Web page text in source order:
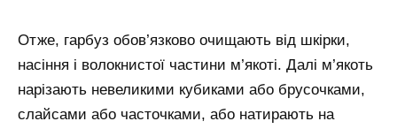
Отже, гарбуз обов’язково очищають від шкірки,
насіння і волокнистої частини м’якоті. Далі м’якоть
нарізають невеликими кубиками або брусочками,
слайсами або часточками, або натирають на